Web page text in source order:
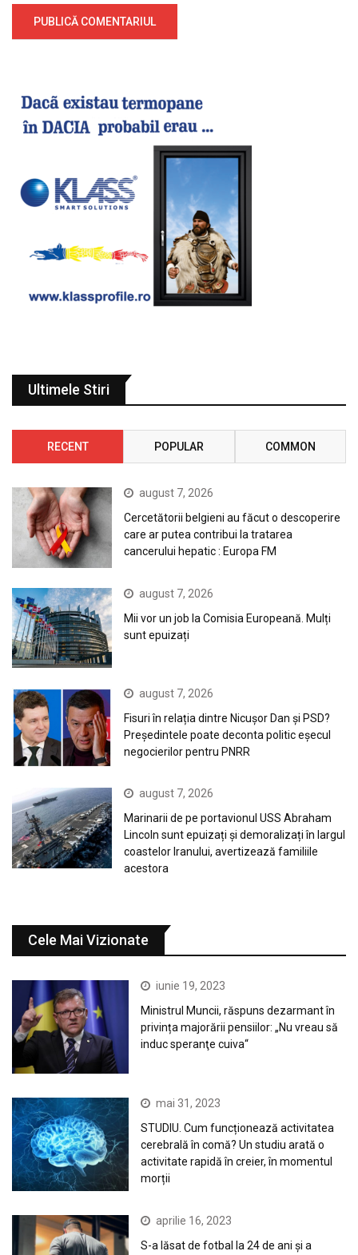
Ultimele Stiri
RECENT POPULAR COMMON
august 7, 2026
Cercetătorii belgieni au făcut o descoperire
care ar putea contribui la tratarea
cancerului hepatic : Europa FM
august 7, 2026
Mii vor un job la Comisia Europeană. Mulți
sunt epuizați
august 7, 2026
Fisuri în relația dintre Nicușor Dan și PSD?
Președintele poate deconta politic eșecul
negocierilor pentru PNRR
august 7, 2026
Marinarii de pe portavionul USS Abraham
Lincoln sunt epuizați și demoralizați în largul
coastelor Iranului, avertizează familiile
acestora
Cele Mai Vizionate
iunie 19, 2023
Ministrul Muncii, răspuns dezarmant în
privința majorării pensiilor: „Nu vreau să
induc speranţe cuiva“
mai 31, 2023
STUDIU. Cum funcționează activitatea
cerebrală în comă? Un studiu arată o
activitate rapidă în creier, în momentul
morții
aprilie 16, 2023
S-a lăsat de fotbal la 24 de ani și a